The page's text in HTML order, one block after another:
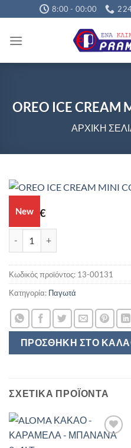
Μετάβαση
στο
περιεχόμενο
8:00 - 00:00
OREO ICE CREAM
ΑΡΧΙΚΉ
New
5,40 €
ΠΡΟΣΘΉΚΗ ΣΤΟ
Κωδικός προϊόντος: 13-00131
Κατηγορία: Παγωτά
ΣΧΕΤΙΚΆ ΠΡΟΪΌΝΤΑ